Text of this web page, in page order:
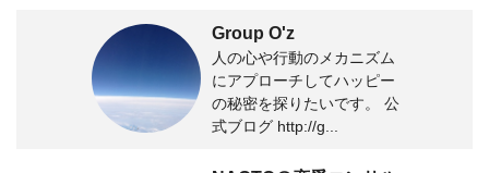
Group O'z
人の心や行動のメカニズム
にアプローチしてハッピー
の秘密を探りたいです。 公
式ブログ http://g...